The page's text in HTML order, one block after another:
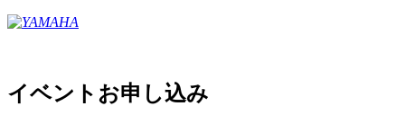
イベントお申し込み